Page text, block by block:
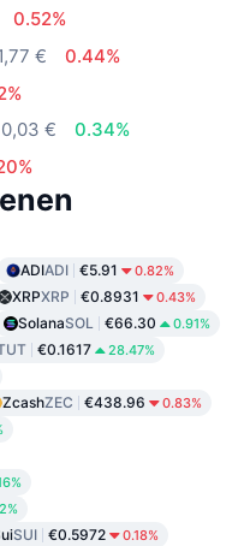
0.52%
€
0.44%
€
0.34%
ADIADI €5.91 0.82%
XRPXRP €0.8931 0.43%
SolanaSOL €66.30 0.91%
€0.1617 28.47%
ZcashZEC €438.96 0.83%
SUI €0.5972 0.18%